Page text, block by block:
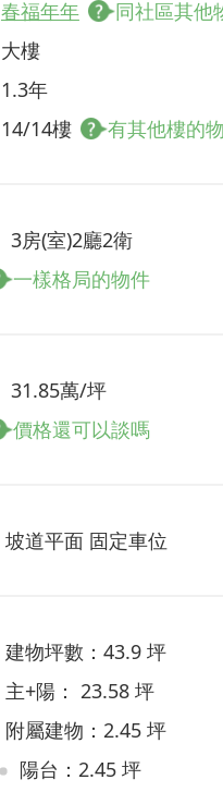
春福年年
同社區其他
大樓
1.3年
14/14樓
有其他樓的
3房(室)2廳2衛
一樣格局的物件
31.85萬/坪
價格還可以談嗎
坡道平面 固定車位
建物坪數：43.9 坪
主+陽： 23.58 坪
附屬建物：2.45 坪
陽台：2.45 坪